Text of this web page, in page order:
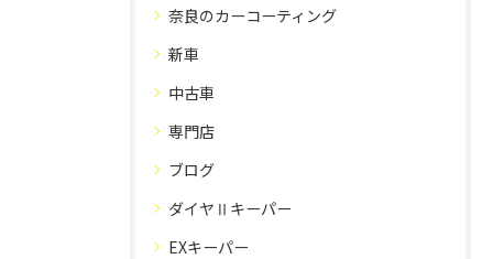
奈良のカーコーティング
新車
中古車
専門店
ブログ
ダイヤⅡキーパー
EXキーパー